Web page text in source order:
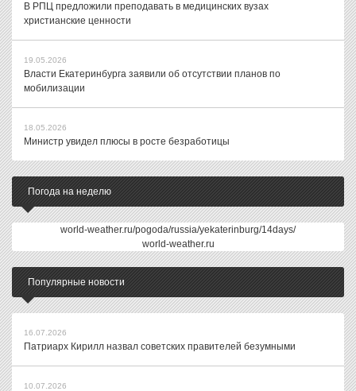
В РПЦ предложили преподавать в медицинских вузах
христианские ценности
19.05.2026
Власти Екатеринбурга заявили об отсутствии планов по
мобилизации
18.05.2026
Министр увидел плюсы в росте безработицы
Погода на неделю
world-weather.ru/pogoda/russia/yekaterinburg/14days/
world-weather.ru
Популярные новости
16.07.2026
Патриарх Кирилл назвал советских правителей безумными
10.07.2026